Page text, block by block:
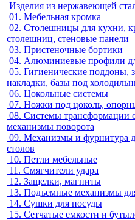
Изделия из нержавеющей
01. Мебельная кромка
02. Столешницы для кухни,
столешниц, стеновые панели
03. Пристеночные бортики
04. Алюминиевые профили
05. Гигиенические поддоны,
накладки, базы под
06. Цокольные системы
07. Ножки под цоколь,
08. Системы трансформации
механизмы поворота
09. Механизмы и фурнитура
столов
10. Петли мебельные
11. Смягчители удара
12. Защелки, магниты
13. Подъемные механизмы
14. Сушки для посуды
15. Сетчатые емкости и